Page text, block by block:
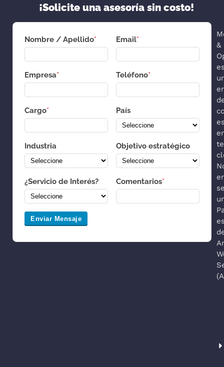
¡Solicite una asesoría sin costo!
Nombre / Apellido* Email*
Empresa* Teléfono*
Cargo* País
Industria Objetivo estratégico
¿Servicio de Interés? Comentarios*
Enviar Mensaje
&